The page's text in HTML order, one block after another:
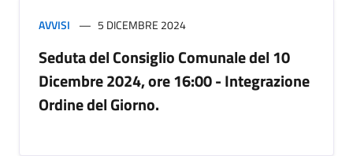
AVVISI 5 DICEMBRE 2024
Seduta del Consiglio Comunale del 10
Dicembre 2024, ore 16:00 - Integrazione
Ordine del Giorno.